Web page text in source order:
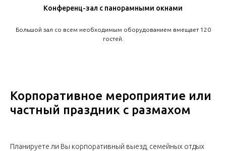
Конференц-зал с панорамными окнами
Большой зал со всем необходимым оборудованием вмещает 120
гостей.
Корпоративное мероприятие или
частный праздник с размахом
Планируете ли Вы корпоративный выезд, семейных отдых